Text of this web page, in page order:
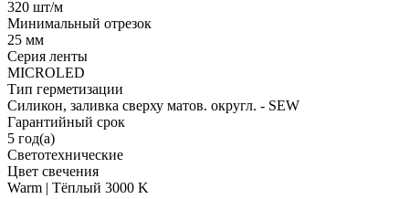
320 шт/м
Минимальный отрезок
25 мм
Серия ленты
MICROLED
Тип герметизации
Силикон, заливка сверху матов. округл. - SEW
Гарантийный срок
5 год(а)
Светотехнические
Цвет свечения
Warm | Тёплый 3000 K